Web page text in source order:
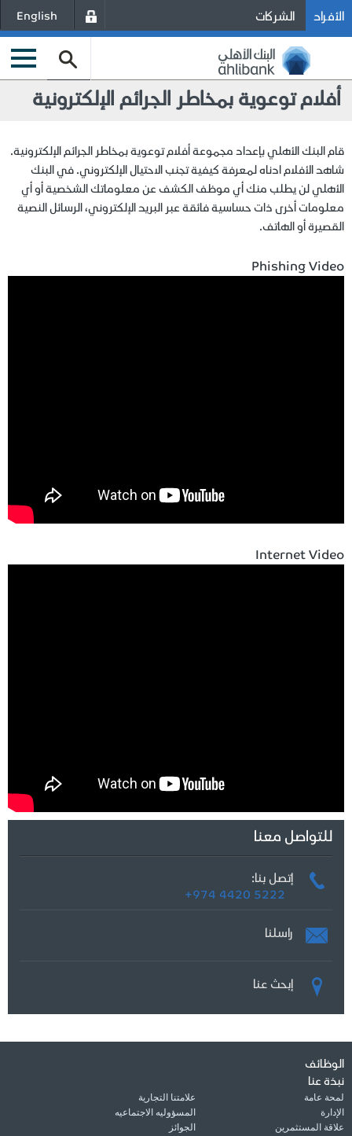
الأفراد الشركات English
أفلام توعوية بمخاطر الجرائم الإلكترونية
قام البنك الأهلي بإعداد مجموعة أفلام توعوية بمخاطر الجرائم الإلكترونية.
شاهد الأفلام ادناه لمعرفة كيفية تجنب الاحتيال الإلكتروني. في البنك
الأهلي لن يطلب منك أي موظف الكشف عن معلوماتك الشخصية أو أي
معلومات أخرى ذات حساسية فائقة عبر البريد الإلكتروني، الرسائل النصية
القصيرة أو الهاتف.
Phishing Video
Internet Video
للتواصل معنا
إتصل بنا:
+974 4420 5222
راسلنا
إبحث عنا
الوظائف
نبذة عنا
لمحة عامة
علامتنا التجارية
الإدارة
المسؤوليه الاجتماعيه
علاقة المستثمرين
الجوائز